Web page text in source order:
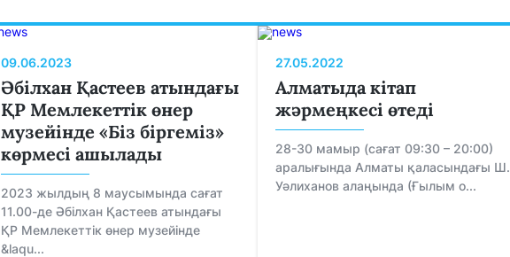
09.06.2023
Әбілхан Қастеев атындағы
ҚР Мемлекеттік өнер
музейінде «Біз біргеміз»
көрмесі ашылады
2023 жылдың 8 маусымында сағат
11.00-де Әбілхан Қастеев атындағы
ҚР Мемлекеттік өнер музейінде
&laqu...
27.05.2022
Алматыда кітап
жәрмеңкесі өтеді
28-30 мамыр (сағат 09:30 – 20:00)
аралығында Алматы қаласындағы Ш.
Уәлиханов алаңында (Ғылым о...